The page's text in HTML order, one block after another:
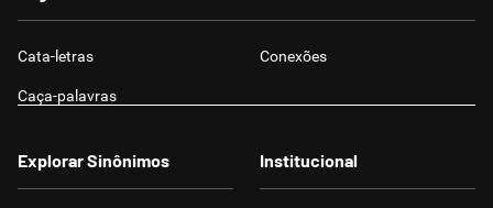
Cata-letras Conexões
Caça-palavras
Explorar Sinônimos Institucional